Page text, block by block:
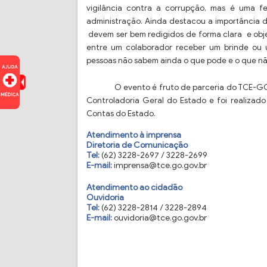
vigilância contra a corrupção, mas é uma
administração. Ainda destacou a importância
devem ser bem redigidos de forma clara e
entre um colaborador receber um brinde ou
pessoas não sabem ainda o que pode e o que
O evento é fruto de parceria do TCE-
Controladoria Geral do Estado e foi
Contas do Estado.
Atendimento à imprensa
Diretoria de Comunicação
Tel:(62) 3228-2697 / 3228-2699
E-mail:imprensa@tce.go.gov.br
Atendimento ao cidadão
Ouvidoria
Tel:(62) 3228-2814 / 3228-2894
E-mail:ouvidoria@tce.go.gov.br